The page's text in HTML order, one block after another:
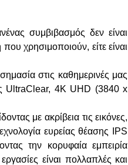
συμβιβασμός δεν είναι
χρησιμοποιούν, είτε είναι
στις καθημερινές μας
UltraClear, 4K UHD (3840 x
με ακρίβεια τις εικόνες,
ευρείας θέασης IPS
την κορυφαία εμπειρία
είναι πολλαπλές και